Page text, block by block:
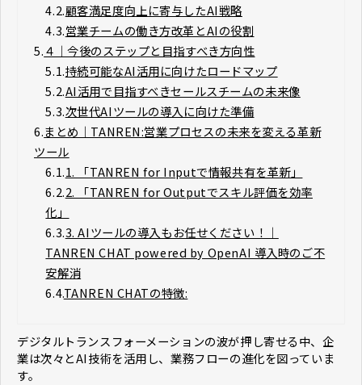
4.2.顧客満足度向上に寄与したAI戦略
4.3.営業チームの働き方改革とAIの役割
5.４｜今後のステップと目指すべき方向性
5.1.持続可能なAI活用に向けたロードマップ
5.2.AI活用で目指すべきセールスチームの未来像
5.3.次世代AIツールの導入に向けた準備
6.まとめ｜TANREN:営業プロセスの未来を変える革新
ツール
6.1.1. 「TANREN for Inputで情報共有を革新」
6.2.2. 「TANREN for Outputでスキル評価を効率
化」
6.3.3. AIツールの導入もお任せください！｜
TANREN CHAT powered by OpenAI 導入時のご不
安解消
6.4.TANREN CHATの特徴:
デジタルトランスフォーメーションの波が押し寄せる中、企
業は次々とAI技術を活用し、業務フローの進化を図っていま
す。